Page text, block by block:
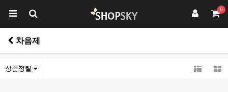
0
차음제
상품정렬